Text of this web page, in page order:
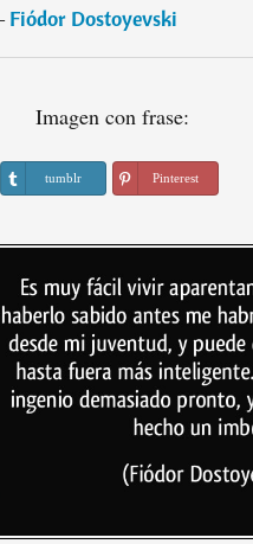
Fiódor Dostoyevski
Imagen con frase:
tumblr Pinterest